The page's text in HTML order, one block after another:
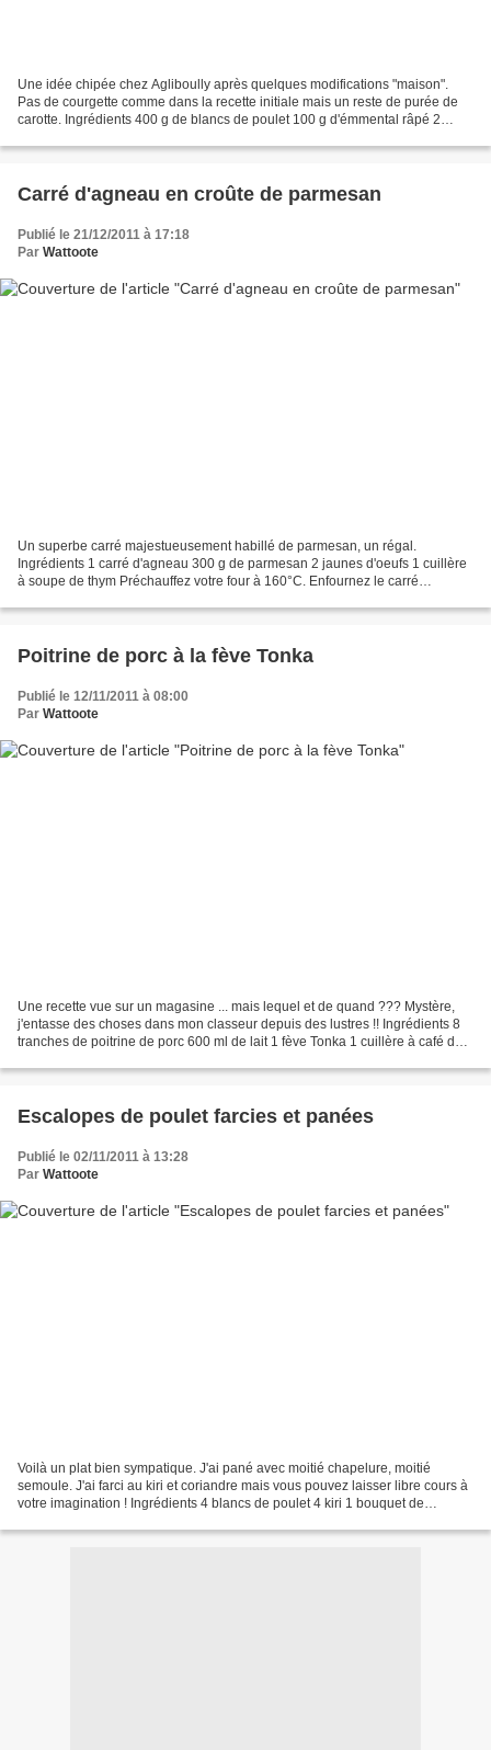
Une idée chipée chez Agliboully après quelques modifications "maison".
Pas de courgette comme dans la recette initiale mais un reste de purée de
carotte. Ingrédients 400 g de blancs de poulet 100 g d'émmental râpé 2
Carré d'agneau en croûte de parmesan
Publié le 21/12/2011 à 17:18
Par Wattoote
Un superbe carré majestueusement habillé de parmesan, un régal.
Ingrédients 1 carré d'agneau 300 g de parmesan 2 jaunes d'oeufs 1 cuillère
à soupe de thym Préchauffez votre four à 160°C. Enfournez le carré
Poitrine de porc à la fève Tonka
Publié le 12/11/2011 à 08:00
Par Wattoote
Une recette vue sur un magasine ... mais lequel et de quand ??? Mystère,
j'entasse des choses dans mon classeur depuis des lustres !! Ingrédients 8
tranches de poitrine de porc 600 ml de lait 1 fève Tonka 1 cuillère à café de
Escalopes de poulet farcies et panées
Publié le 02/11/2011 à 13:28
Par Wattoote
Voilà un plat bien sympatique. J'ai pané avec moitié chapelure, moitié
semoule. J'ai farci au kiri et coriandre mais vous pouvez laisser libre cours à
votre imagination ! Ingrédients 4 blancs de poulet 4 kiri 1 bouquet de